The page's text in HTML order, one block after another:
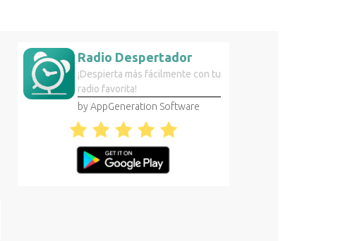
Radio Despertador
¡Despierta más fácilmente con tu
radio favorita!
by AppGeneration Software